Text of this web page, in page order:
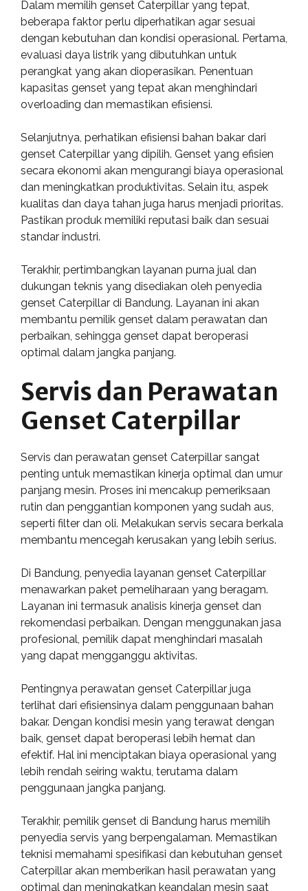
Dalam memilih genset Caterpillar yang tepat,
beberapa faktor perlu diperhatikan agar sesuai
dengan kebutuhan dan kondisi operasional. Pertama,
evaluasi daya listrik yang dibutuhkan untuk
perangkat yang akan dioperasikan. Penentuan
kapasitas genset yang tepat akan menghindari
overloading dan memastikan efisiensi.
Selanjutnya, perhatikan efisiensi bahan bakar dari
genset Caterpillar yang dipilih. Genset yang efisien
secara ekonomi akan mengurangi biaya operasional
dan meningkatkan produktivitas. Selain itu, aspek
kualitas dan daya tahan juga harus menjadi prioritas.
Pastikan produk memiliki reputasi baik dan sesuai
standar industri.
Terakhir, pertimbangkan layanan purna jual dan
dukungan teknis yang disediakan oleh penyedia
genset Caterpillar di Bandung. Layanan ini akan
membantu pemilik genset dalam perawatan dan
perbaikan, sehingga genset dapat beroperasi
optimal dalam jangka panjang.
Servis dan Perawatan
Genset Caterpillar
Servis dan perawatan genset Caterpillar sangat
penting untuk memastikan kinerja optimal dan umur
panjang mesin. Proses ini mencakup pemeriksaan
rutin dan penggantian komponen yang sudah aus,
seperti filter dan oli. Melakukan servis secara berkala
membantu mencegah kerusakan yang lebih serius.
Di Bandung, penyedia layanan genset Caterpillar
menawarkan paket pemeliharaan yang beragam.
Layanan ini termasuk analisis kinerja genset dan
rekomendasi perbaikan. Dengan menggunakan jasa
profesional, pemilik dapat menghindari masalah
yang dapat mengganggu aktivitas.
Pentingnya perawatan genset Caterpillar juga
terlihat dari efisiensinya dalam penggunaan bahan
bakar. Dengan kondisi mesin yang terawat dengan
baik, genset dapat beroperasi lebih hemat dan
efektif. Hal ini menciptakan biaya operasional yang
lebih rendah seiring waktu, terutama dalam
penggunaan jangka panjang.
Terakhir, pemilik genset di Bandung harus memilih
penyedia servis yang berpengalaman. Memastikan
teknisi memahami spesifikasi dan kebutuhan genset
Caterpillar akan memberikan hasil perawatan yang
optimal dan meningkatkan keandalan mesin saat